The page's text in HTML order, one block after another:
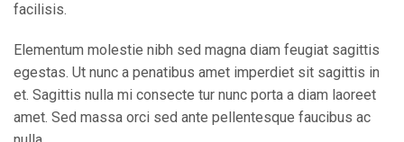
facilisis.
Elementum molestie nibh sed magna diam feugiat sagittis
egestas. Ut nunc a penatibus amet imperdiet sit sagittis in
et. Sagittis nulla mi consecte tur nunc porta a diam laoreet
amet. Sed massa orci sed ante pellentesque faucibus ac